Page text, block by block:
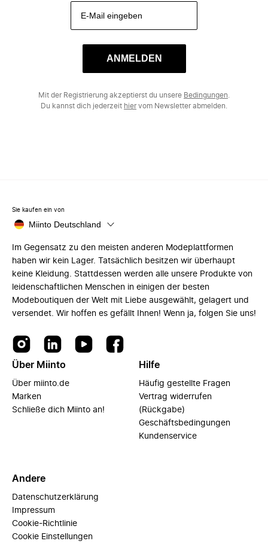
ANMELDEN
Mit der Registrierung akzeptierst du unsere Bedingungen
Du kannst dich jederzeit hiervom Newsletter abmelden.
Sie kaufen ein von
Miinto Deutschland
Im Gegensatz zu den meisten anderen Modeplattformen
haben wir kein Lager. Tatsächlich besitzen wir überhaupt
keine Kleidung. Stattdessen werden alle unsere Produkte von
leidenschaftlichen Menschen in einigen der besten
Modeboutiquen der Welt mit Liebe ausgewählt, gelagert und
versendet. Wir hoffen es gefällt Ihnen! Wenn ja, folgen Sie uns!
Über Miinto
Über miinto.de
Marken
Schließe dich Miinto an!
Hilfe
Häufig gestellte Fragen
Vertrag widerrufen
(Rückgabe)
Geschäftsbedingungen
Kundenservice
Andere
Datenschutzerklärung
Impressum
Cookie-Richtlinie
Cookie Einstellungen